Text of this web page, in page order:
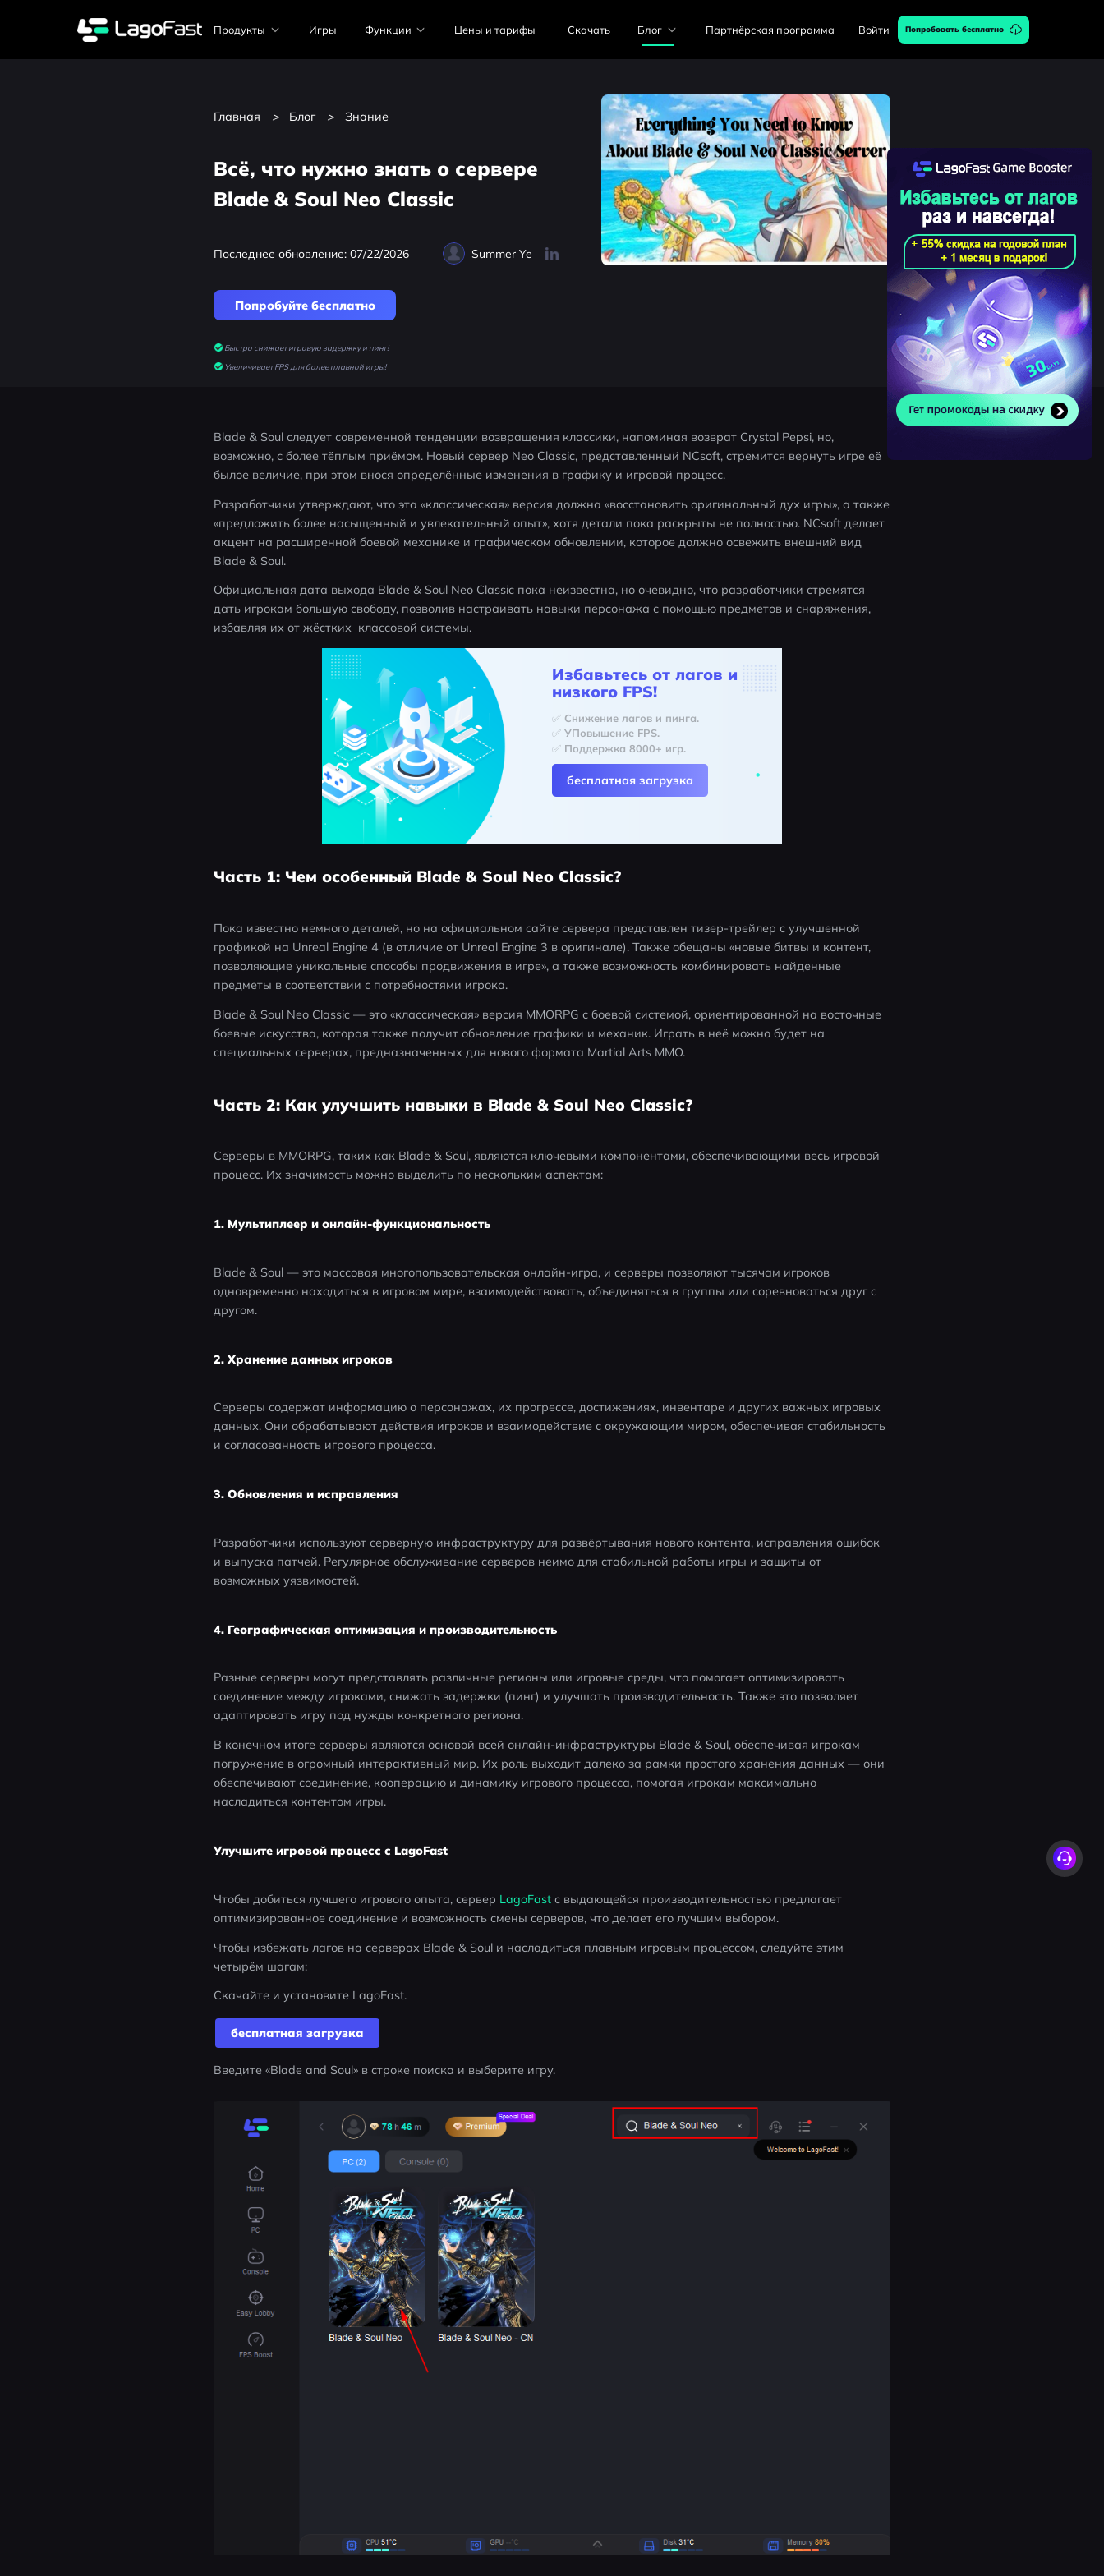
Продукты Игры Функции Цены и тарифы Скачать Блог Партнёрская программа Войти Попробовать бесплатно
Главная > Блог > Знание
Всё, что нужно знать о сервере
Blade & Soul Neo Classic
Последнее обновление: 07/22/2026 Summer Ye
Попробуйте бесплатно
Быстро снижает игровую задержку и пинг!
Увеличивает FPS для более плавной игры!
Blade & Soul следует современной тенденции возвращения классики, напоминая возврат Crystal Pepsi, но,
возможно, с более тёплым приёмом. Новый сервер Neo Classic, представленный NCsoft, стремится вернуть игре её
былое величие, при этом внося определённые изменения в графику и игровой процесс.
Разработчики утверждают, что эта «классическая» версия должна «восстановить оригинальный дух игры», а также
«предложить более насыщенный и увлекательный опыт», хотя детали пока раскрыты не полностью. NCsoft делает
акцент на расширенной боевой механике и графическом обновлении, которое должно освежить внешний вид
Blade & Soul.
Официальная дата выхода Blade & Soul Neo Classic пока неизвестна, но очевидно, что разработчики стремятся
дать игрокам большую свободу, позволив настраивать навыки персонажа с помощью предметов и снаряжения,
избавляя их от жёстких  классовой системы.
Избавьтесь от лагов и
низкого FPS!
✅ Снижение лагов и пинга.
✅ УПовышение FPS.
✅ Поддержка 8000+ игр.
бесплатная загрузка
Часть 1: Чем особенный Blade & Soul Neo Classic?
Пока известно немного деталей, но на официальном сайте сервера представлен тизер-трейлер с улучшенной
графикой на Unreal Engine 4 (в отличие от Unreal Engine 3 в оригинале). Также обещаны «новые битвы и контент,
позволяющие уникальные способы продвижения в игре», а также возможность комбинировать найденные
предметы в соответствии с потребностями игрока.
Blade & Soul Neo Classic — это «классическая» версия MMORPG с боевой системой, ориентированной на восточные
боевые искусства, которая также получит обновление графики и механик. Играть в неё можно будет на
специальных серверах, предназначенных для нового формата Martial Arts MMO.
Часть 2: Как улучшить навыки в Blade & Soul Neo Classic?
Серверы в MMORPG, таких как Blade & Soul, являются ключевыми компонентами, обеспечивающими весь игровой
процесс. Их значимость можно выделить по нескольким аспектам:
1. Мультиплеер и онлайн-функциональность
Blade & Soul — это массовая многопользовательская онлайн-игра, и серверы позволяют тысячам игроков
одновременно находиться в игровом мире, взаимодействовать, объединяться в группы или соревноваться друг с
другом.
2. Хранение данных игроков
Серверы содержат информацию о персонажах, их прогрессе, достижениях, инвентаре и других важных игровых
данных. Они обрабатывают действия игроков и взаимодействие с окружающим миром, обеспечивая стабильность
и согласованность игрового процесса.
3. Обновления и исправления
Разработчики используют серверную инфраструктуру для развёртывания нового контента, исправления ошибок
и выпуска патчей. Регулярное обслуживание серверов неимо для стабильной работы игры и защиты от
возможных уязвимостей.
4. Географическая оптимизация и производительность
Разные серверы могут представлять различные регионы или игровые среды, что помогает оптимизировать
соединение между игроками, снижать задержки (пинг) и улучшать производительность. Также это позволяет
адаптировать игру под нужды конкретного региона.
В конечном итоге серверы являются основой всей онлайн-инфраструктуры Blade & Soul, обеспечивая игрокам
погружение в огромный интерактивный мир. Их роль выходит далеко за рамки простого хранения данных — они
обеспечивают соединение, кооперацию и динамику игрового процесса, помогая игрокам максимально
насладиться контентом игры.
Улучшите игровой процесс с LagoFast
Чтобы добиться лучшего игрового опыта, сервер LagoFast с выдающейся производительностью предлагает
оптимизированное соединение и возможность смены серверов, что делает его лучшим выбором.
Чтобы избежать лагов на серверах Blade & Soul и насладиться плавным игровым процессом, следуйте этим
четырём шагам:
Скачайте и установите LagoFast.
бесплатная загрузка
Введите «Blade and Soul» в строке поиска и выберите игру.